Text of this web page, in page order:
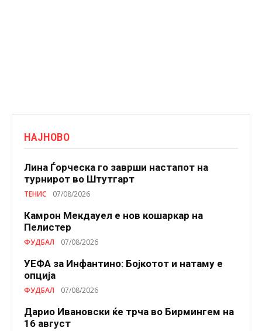
НАЈНОВО
Лина Ѓорческа го заврши настапот на
турнирот во Штутгарт
ТЕНИС 07/08/2026
Камрон Мекдауел е нов кошаркар на
Пелистер
ФУДБАЛ 07/08/2026
УЕФА за Инфантино: Бојкотот и натаму е
опција
ФУДБАЛ 07/08/2026
Дарио Ивановски ќе трча во Бирмингем на
16 август